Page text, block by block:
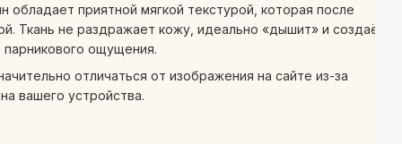
обладает приятной мягкой текстурой, которая после
Ткань не раздражает кожу, идеально «дышит» и создаёт
парникового ощущения.
отличаться от изображения на сайте из-за
вашего устройства.